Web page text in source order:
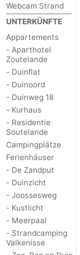
Webcam Strand
UNTERKÜNFTE
Appartements
- Aparthotel
Zoutelande
- Duinflat
- Duinoord
- Duinweg 18
- Kurhaus
- Residentie
Soutelande
Campingplätze
Ferienhäuser
- De Zandput
- Duinzicht
- Joossesweg
- Kustlicht
- Meerpaal
- Strandcamping
Valkenisse